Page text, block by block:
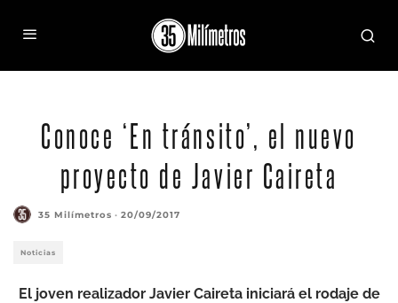
Conoce ‘En tránsito’, el nuevo
proyecto de Javier Caireta
35 Milímetros · 20/09/2017
Noticias
El joven realizador Javier Caireta iniciará el rodaje de